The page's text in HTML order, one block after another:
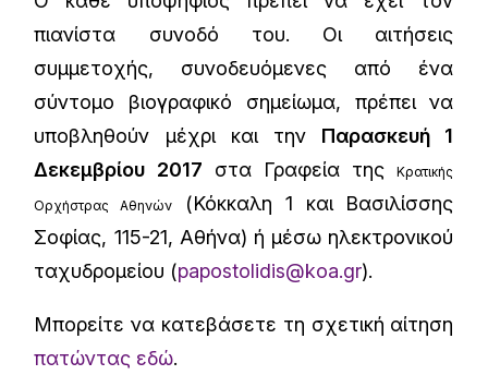
πιανίστα συνοδό του. Οι αιτήσεις
συμμετοχής, συνοδευόμενες από ένα
σύντομο βιογραφικό σημείωμα, πρέπει να
υποβληθούν μέχρι και την Παρασκευή 1
Δεκεμβρίου 2017 στα Γραφεία τηςΚρατικής
Ορχήστρας Αθηνών
(Κόκκαλη 1 και Bασιλίσσης
Σοφίας, 115-21, Αθήνα) ή μέσω ηλεκτρονικού
ταχυδρομείου (papostolidis@koa.gr).
Μπορείτε να κατεβάσετε τη σχετική αίτηση
πατώντας εδώ.